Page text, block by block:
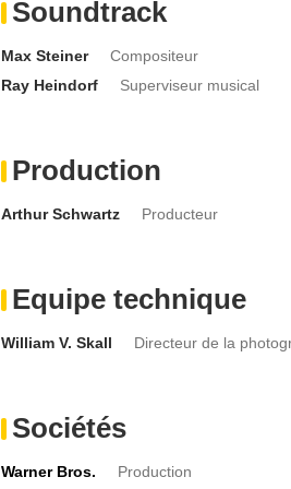
Soundtrack
Max Steiner
Compositeur
Ray Heindorf
Superviseur musical
Production
Arthur Schwartz Producteur
Equipe technique
William V. Skall Directeur de la
Sociétés
Warner Bros. Production